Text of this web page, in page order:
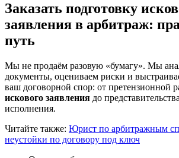
Заказать подготовку
заявления в арбитраж:
путь
Мы не продаём разовую «бумагу». Мы
документы, оцениваем риски и
ваш договорной спор: от претензионной
искового заявления до
исполнения.
Читайте также: Юрист по арбитражным
неустойки по договору под ключ